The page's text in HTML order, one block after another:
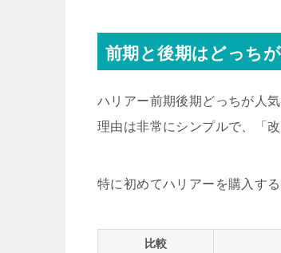
前期と後期はどっち
ハリアー前期後期どっちが人
理由は非常にシンプルで、「
特に初めてハリアーを購入す
比較